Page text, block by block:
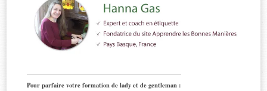
Pour parfaire votre formation de lady et de gentleman :